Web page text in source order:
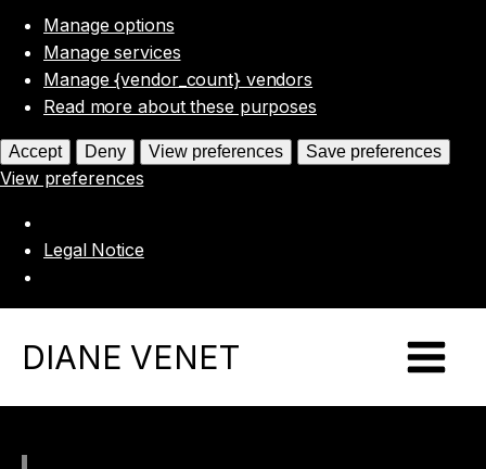
Manage options
Manage services
Manage {vendor_count} vendors
Read more about these purposes
Accept Deny View preferences Save preferences
View preferences
Legal Notice
DIANE VENET